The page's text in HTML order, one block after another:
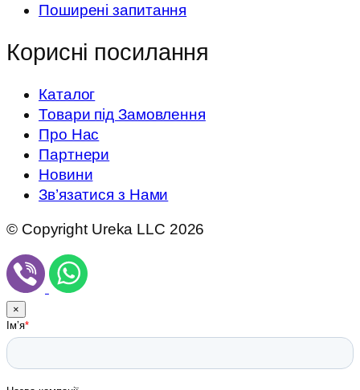
Поширені запитання
Корисні посилання
Каталог
Товари під Замовлення
Про Нас
Партнери
Новини
Зв’язатися з Нами
© Copyright Ureka LLC 2026
×